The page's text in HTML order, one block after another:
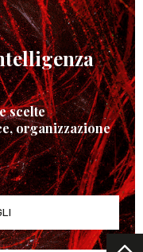
scelte
organizzazione